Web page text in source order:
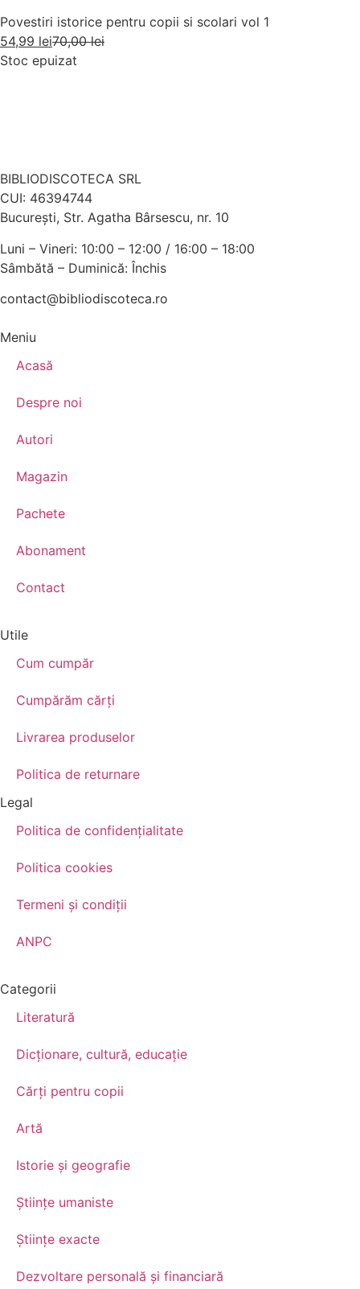
Povestiri istorice pentru copii si scolari vol 1
70,00lei
54,99 lei
Stoc epuizat
BIBLIODISCOTECA SRL
CUI: 46394744
Bucureşti, Str. Agatha Bârsescu, nr. 10
Luni – Vineri: 10:00 – 12:00 / 16:00 – 18:00
Sâmbătă – Duminică: Închis
contact@bibliodiscoteca.ro
Meniu
Acasă
Despre noi
Autori
Magazin
Pachete
Abonament
Contact
Utile
Cum cumpăr
Cumpărăm cărţi
Livrarea produselor
Politica de returnare
Legal
Politica de confidenţialitate
Politica cookies
Termeni şi condiţii
ANPC
Categorii
Literatură
Dicționare, cultură, educație
Cărți pentru copii
Artă
Istorie și geografie
Științe umaniste
Științe exacte
Dezvoltare personală şi financiară